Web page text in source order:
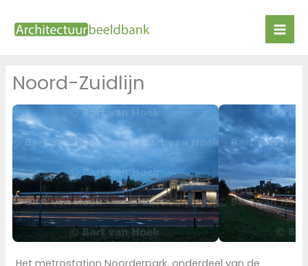
naar
Noord-Zuidlijn